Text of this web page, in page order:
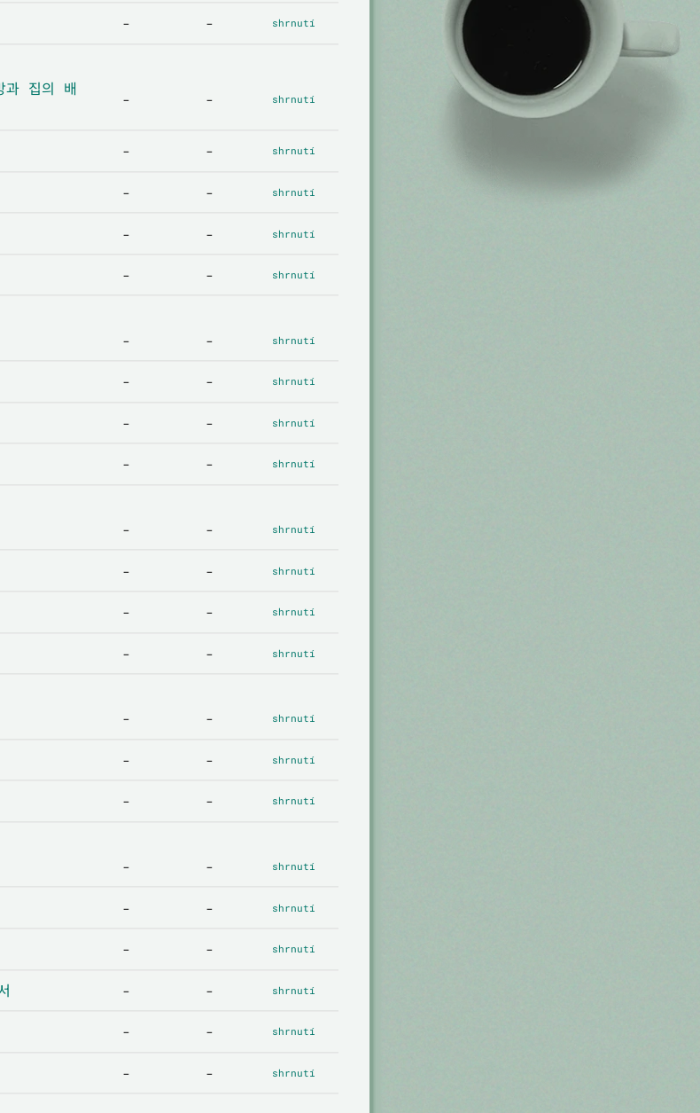
- - shrnutí
집의 배
- - shrnutí
- - shrnutí
- - shrnutí
- - shrnutí
- - shrnutí
- - shrnutí
- - shrnutí
- - shrnutí
- - shrnutí
- - shrnutí
- - shrnutí
- - shrnutí
- - shrnutí
- - shrnutí
- - shrnutí
- - shrnutí
- - shrnutí
- - shrnutí
- - shrnutí
- - shrnutí
- - shrnutí
- - shrnutí